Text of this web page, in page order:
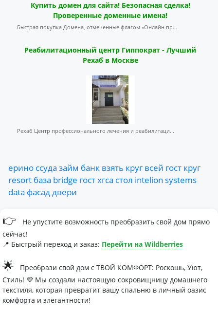
Купить домен для сайта! Безопасная сделка!
Проверенные доменные имена!
Быстрая покупка Домена, отмеченные флагом «Онлайн пр...
Реабилитационный центр Гиппократ - Лучший
Рехаб в Москве
Рехаб Центр профессионального лечения и реабилитаци...
ерино ссуда займ банк взять круг всей гост круг
resort база bridge гостхгса стол intelion systems
data фасаддвери
👉
Не упустите возможность преобразить свой дом прямо
сейчас!
📍 Быстрый переход и заказ: Перейти на Wildberries
🌟
Преобрази свой дом с ТВОЙ КОМФОРТ: Роскошь, Уют,
Стиль! 💜 Мы создали настоящую сокровищницу домашнего
текстиля, которая превратит вашу спальню в личный оазис
комфорта и элегантности!